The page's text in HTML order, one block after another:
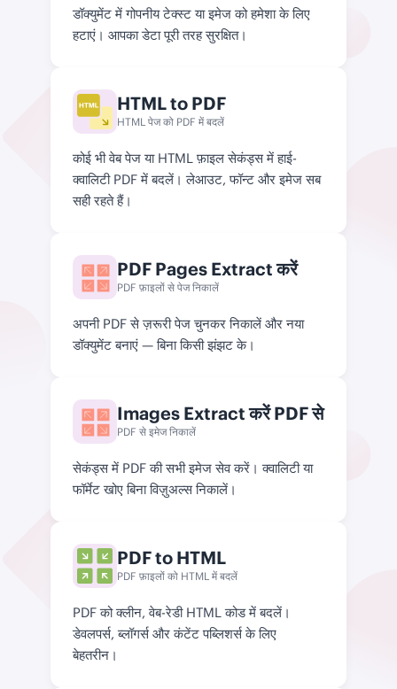
डॉक्युमेंट में गोपनीय टेक्स्ट या इमेज को हमेशा के लिए
हटाएं। आपका डेटा पूरी तरह सुरक्षित।
HTML to PDF
HTML पेज को PDF में बदलें
कोई भी वेब पेज या HTML फ़ाइल सेकंड्स में हाई-
क्वालिटी PDF में बदलें। लेआउट, फॉन्ट और इमेज सब
सही रहते हैं।
PDF Pages Extract करें
PDF फ़ाइलों से पेज निकालें
अपनी PDF से ज़रूरी पेज चुनकर निकालें और नया
डॉक्युमेंट बनाएं — बिना किसी झंझट के।
Images Extract करें PDF से
PDF से इमेज निकालें
सेकंड्स में PDF की सभी इमेज सेव करें। क्वालिटी या
फॉर्मेट खोए बिना विज़ुअल्स निकालें।
PDF to HTML
PDF फ़ाइलों को HTML में बदलें
PDF को क्लीन, वेब-रेडी HTML कोड में बदलें।
डेवलपर्स, ब्लॉगर्स और कंटेंट पब्लिशर्स के लिए
बेहतरीन।